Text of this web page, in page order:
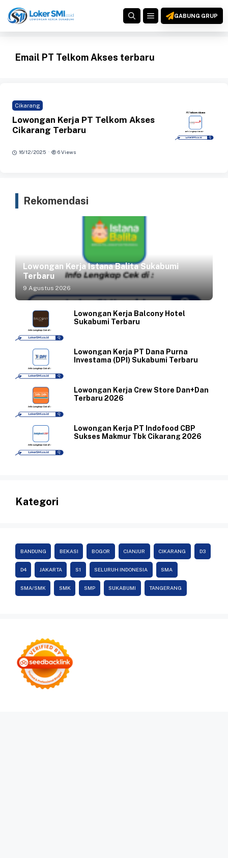
ke
MENUGABUNG GRUP
Email PT Telkom Akses terbaru
Cikarang
Lowongan Kerja PT Telkom Akses
Cikarang Terbaru
16/12/2025 · 6 Views
Rekomendasi
Lowongan Kerja Istana Balita Sukabumi
Terbaru
9 Agustus 2026
Lowongan Kerja Balcony Hotel
Sukabumi Terbaru
Lowongan Kerja PT Dana Purna
Investama (DPI) Sukabumi Terbaru
Lowongan Kerja Crew Store Dan+Dan
Terbaru 2026
Lowongan Kerja PT Indofood CBP
Sukses Makmur Tbk Cikarang 2026
Kategori
BANDUNG BEKASI BOGOR CIANJUR CIKARANG D3
D4 JAKARTA S1 SELURUH INDONESIA SMA
SMA/SMK SMK SMP SUKABUMI TANGERANG